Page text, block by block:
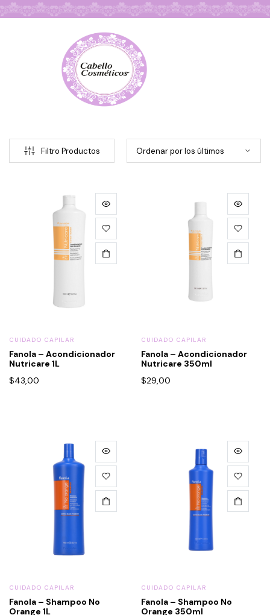
Filtro Productos
CUIDADO CAPILAR
Fanola – Acondicionador
Nutricare 1L
$43,00
CUIDADO CAPILAR
Fanola – Acondicionador
Nutricare 350ml
$29,00
CUIDADO CAPILAR
Fanola – Shampoo No
Orange 1L
CUIDADO CAPILAR
Fanola – Shampoo No
Orange 350ml